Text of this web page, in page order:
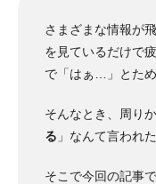
さまざまな情報が
を見ているだけで
で「はぁ…」とため
そんなとき、周り
る 」なんて言われ
そこで今回の記事で